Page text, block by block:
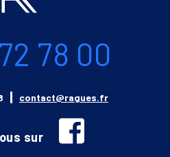
78 00
Emailcontact@ragues.fr
sur
facebook